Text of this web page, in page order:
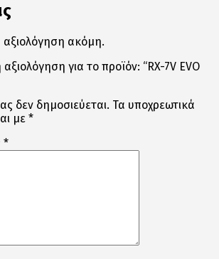
αξιολόγηση ακόμη.
για το προϊόν: “RX-7V EVO
δεν δημοσιεύεται. Τα υποχρεωτικά
με *
*